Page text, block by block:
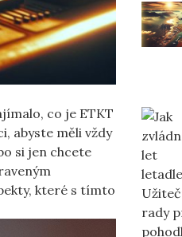
co je ETKT
abyste ⁤měli vždy
si jen chcete
⁣které s tímto